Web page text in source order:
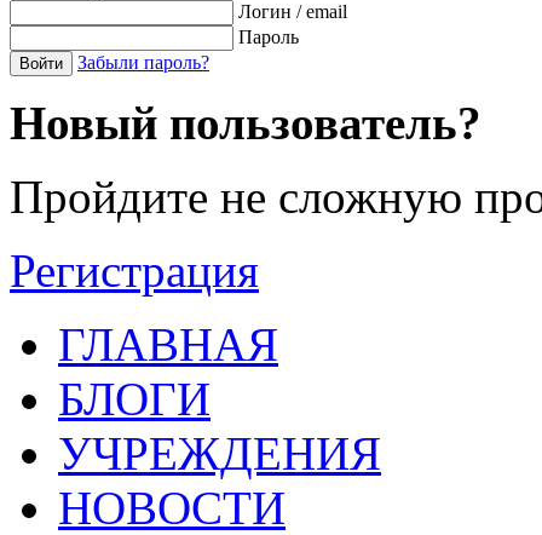
Логин / email
Пароль
Войти Забыли пароль?
Новый пользователь?
Пройдите не сложную
Регистрация
ГЛАВНАЯ
БЛОГИ
УЧРЕЖДЕНИЯ
НОВОСТИ